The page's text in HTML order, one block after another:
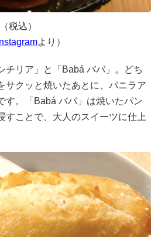
税込）
より）
チリア」と「Babá ババ」。どち
サクッと焼いたあとに、バニラア
す。「Babá ババ」は焼いたパン
すことで、大人のスイーツに仕上